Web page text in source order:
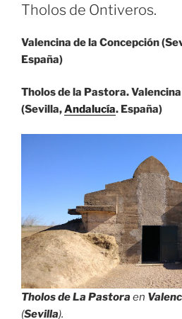
Tholos de Ontiveros.
Valencina de la Concepción
España)
Tholos de la Pastora.
(Sevilla,Andalucía. España)
Tholos de La Pastora en
(Sevilla).